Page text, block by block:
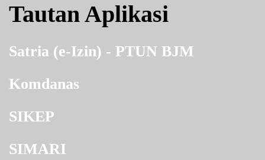
Tautan Aplikasi
Satria (e-Izin) - PTUN BJM
Komdanas
SIKEP
SIMARI